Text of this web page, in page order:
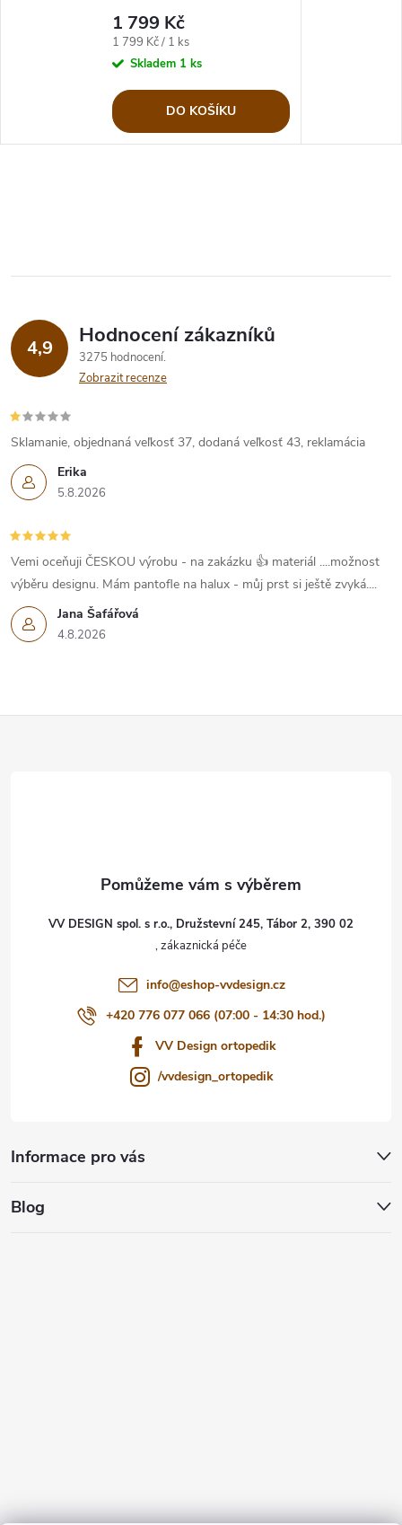
1 799 Kč
Měrná
cena:
1 799 Kč / 1 ks
Skladem 1 ks
DO KOŠÍKU
4,9 Hodnocení zákazníků
3275 hodnocení
Zobrazit recenze
Erika
5.8.2026
Sklamanie, objednaná veľkosť 37, dodaná veľkosť 43, reklamácia
Jana Šafářová
4.8.2026
Vemi oceňuji ČESKOU výrobu - na zakázku 👍 materiál ....možnost
výběru designu. Mám pantofle na halux - můj prst si ještě zvyká....
VV DESIGN spol. s r.o., Družstevní 245, Tábor 2, 390 02
info@eshop-vvdesign.cz
+420 776 077 066 (07:00 - 14:30 hod.)
VV Design ortopedik
/vvdesign_ortopedik
Informace pro vás
Blog